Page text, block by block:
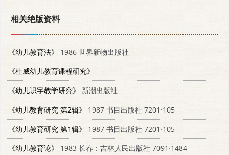
相关绝版资料
《幼儿教育法》
1986 世界新物出版社
《杜威幼儿教育课程研究》
《幼儿识字教学研究》
新潮出版社
《幼儿教育研究 第2辑》
1987 书目出版社 7201·105
《幼儿教育研究 第1辑》
1987 书目出版社 7201·105
《幼儿教育论》
1983 长春：吉林人民出版社 7091·1484